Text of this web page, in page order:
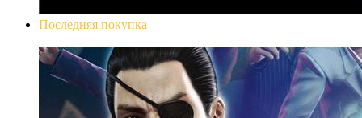
Последняя покупка